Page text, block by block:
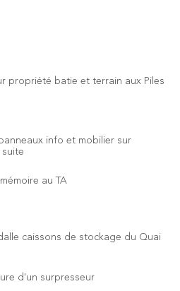
propriété batie et terrain aux Piles
info et mobilier sur
suite
au TA
caissons de stockage du Quai
d'un surpresseur